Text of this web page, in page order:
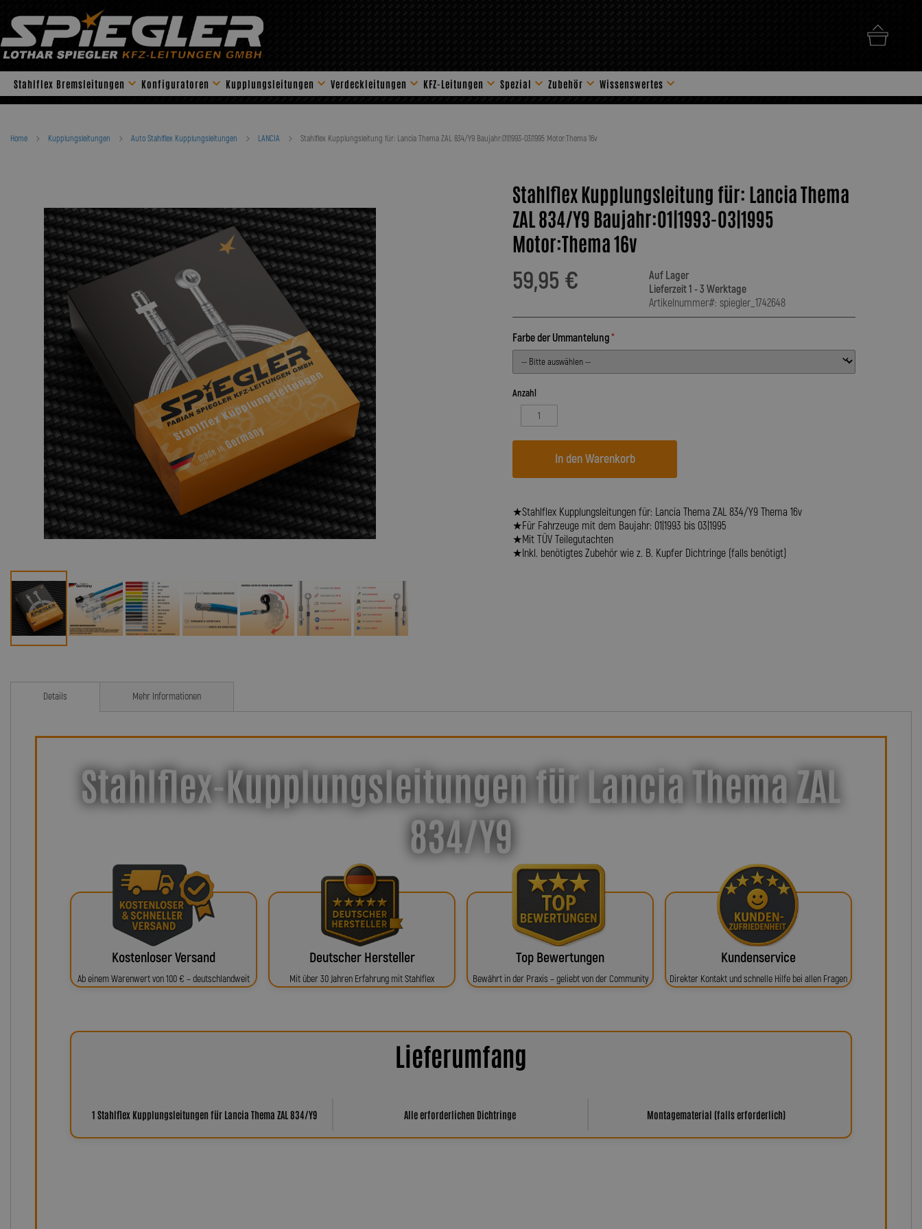
content
Stahlflex Bremsleitungen Konfiguratoren Kupplungsleitungen Verdeckleitungen KFZ-Leitungen Spezial Zubehör
Stahlflex Zubehör
Wissenswertes
Home Kupplungsleitungen Auto Stahlflex Kupplungsleitungen LANCIA Stahlflex Kupplungsleitung für: Lancia Thema ZAL 834/Y9 Baujahr:01|1993-03|1995 Motor:Thema 16v
Stahlflex Kupplungsleitung für: Lancia Thema
ZAL 834/Y9 Baujahr:01|1993-03|1995
Motor:Thema 16v
59,95 €
Auf Lager
Lieferzeit 1 - 3 Werktage
Artikelnummer#: spiegler_1742648
Farbe der Ummantelung
Anzahl
In den Warenkorb
★Stahlflex Kupplungsleitungen für: Lancia Thema ZAL 834/Y9 Thema 16v
★Für Fahrzeuge mit dem Baujahr: 01|1993 bis 03|1995
★Mit TÜV Teilegutachten
★Inkl. benötigtes Zubehör wie z. B. Kupfer Dichtringe (falls benötigt)
Details
Stahlflex-Kupplungsleitungen für Lancia Thema ZAL
834/Y9
Kostenloser Versand
Ab einem Warenwert von 100 € – deutschlandweit
Deutscher Hersteller
Mit über 30 Jahren Erfahrung mit Stahlflex
Top Bewertungen
Bewährt in der Praxis – geliebt von der Community
Kundenservice
Direkter Kontakt und schnelle Hilfe bei allen Fragen
Lieferumfang
1 Stahlflex Kupplungsleitungen für Lancia Thema ZAL 834/Y9 Alle erforderlichen Dichtringe Montagematerial (falls erforderlich)
Mehr Informationen